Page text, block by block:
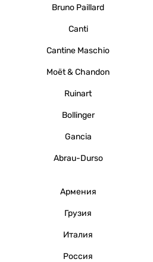
Bruno Paillard
Canti
Cantine Maschio
Moët & Chandon
Ruinart
Bollinger
Gancia
Abrau-Durso
Армения
Грузия
Италия
Россия